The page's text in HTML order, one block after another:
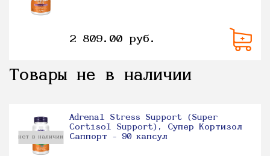
2 809.00 руб.
Товары не в наличии
нет в наличии
Adrenal Stress Support (Super
Cortisol Support), Супер Кортизол
Саппорт - 90 капсул